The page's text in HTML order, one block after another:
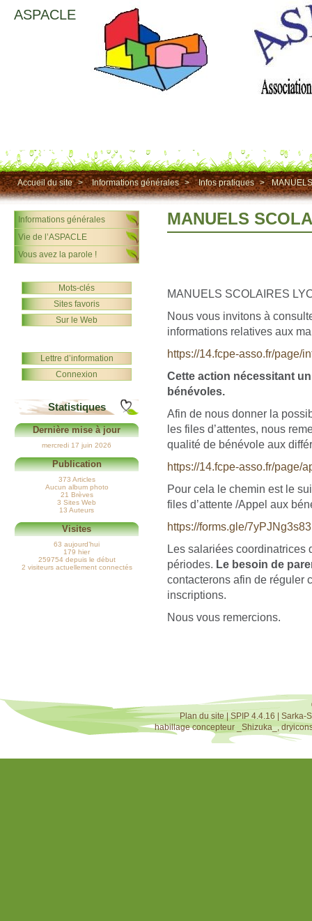
ASPACLE
Accueil du site > Informations générales > Infos pratiques >
MANUELS
MANUELS SCOLAIRES
Nous vous invitons à
informations relatives aux
https://14.fcpe-asso.fr/page/
Cette action nécessitant
bénévoles.
Afin de nous donner la
les files d’attentes, nous
qualité de bénévole aux
https://14.fcpe-asso.fr/page/
Pour cela le chemin est le
files d’attente /Appel aux
https://forms.gle/
Les salariées coordinatrices
périodes. Le besoin de
contacterons afin de réguler
inscriptions.
Nous vous remercions.
Informations générales
Vie de l’ASPACLE
Vous avez la parole !
Mots-clés
Sites favoris
Sur le Web
Lettre d’information
Connexion
Statistiques
Dernière mise à jour
mercredi 17 juin 2026
Publication
373 Articles
Aucun album photo
21 Brèves
3 Sites Web
13 Auteurs
Visites
63 aujourd’hui
179 hier
259754 depuis le début
2 visiteurs actuellement connectés
Plan du site|SPIP 4.4.16
Sarka-
habillage concepteur
_Shizuka_,